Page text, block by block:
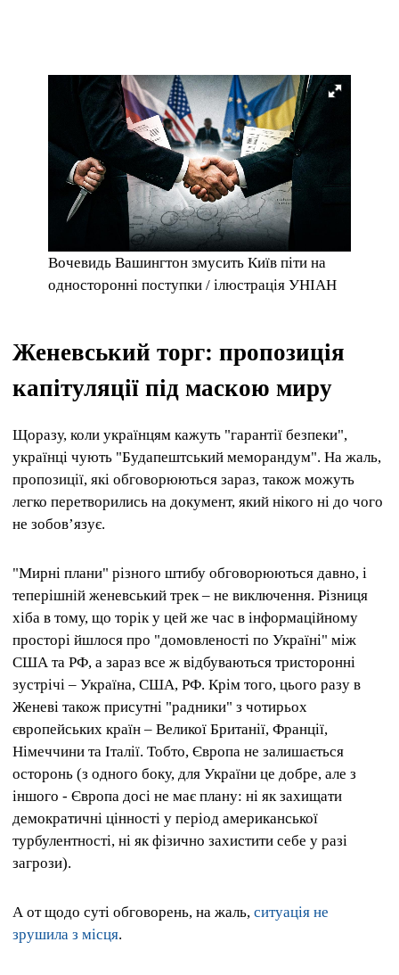
Вочевидь Вашингтон змусить Київ піти на
односторонні поступки / ілюстрація УНІАН
Женевський торг: пропозиція
капітуляції під маскою миру
Щоразу, коли українцям кажуть "гарантії безпеки",
українці чують "Будапештський меморандум". На жаль,
пропозиції, які обговорюються зараз, також можуть
легко перетворились на документ, який нікого ні до чого
не зобов’язує.
"Мирні плани" різного штибу обговорюються давно, і
теперішній женевський трек – не виключення. Різниця
хіба в тому, що торік у цей же час в інформаційному
просторі йшлося про "домовленості по Україні" між
США та РФ, а зараз все ж відбуваються тристоронні
зустрічі – Україна, США, РФ. Крім того, цього разу в
Женеві також присутні "радники" з чотирьох
європейських країн – Великої Британії, Франції,
Німеччини та Італії. Тобто, Європа не залишається
осторонь (з одного боку, для України це добре, але з
іншого - Європа досі не має плану: ні як захищати
демократичні цінності у період американської
турбулентності, ні як фізично захистити себе у разі
загрози).
А от щодо суті обговорень, на жаль, ситуація не
зрушила з місця.